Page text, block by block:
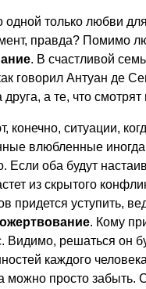
одной только любви
правда? Помимо
. В счастливой
говорил Антуан де
друга, а те, что смотрят
конечно, ситуации,
влюбленные
Если оба будут
из скрытого
придется уступить,
. Кому
Видимо, решаться он
каждого
можно просто